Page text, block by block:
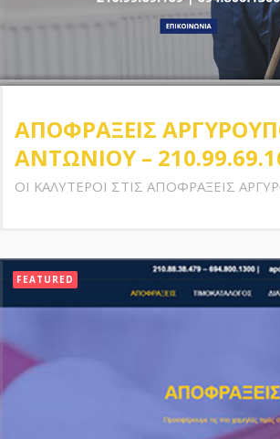
ΑΠΟΦΡΑΞΕΙΣ
ΑΝΤΩΝΙΟΥ –
ΟΙ ΚΑΛΥΤΕΡΟΙ ΣΤΙΣ ΑΠΟΦΡΑΞΕΙΣ
FEATURED